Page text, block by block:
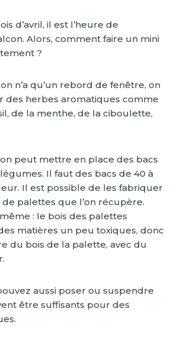
d’avril, il est l’heure de
Alors, comment faire un mini
?
on n’a qu’un rebord de fenêtre, on
des herbes aromatiques comme
de la menthe, de la ciboulette,
peut mettre en place des bacs
Il faut des bacs de 40 à
Il est possible de les fabriquer
palettes que l’on récupère.
: le bois des palettes
matières un peu toxiques, donc
du bois de la palette, avec du
aussi poser ou suspendre
être suffisants pour des